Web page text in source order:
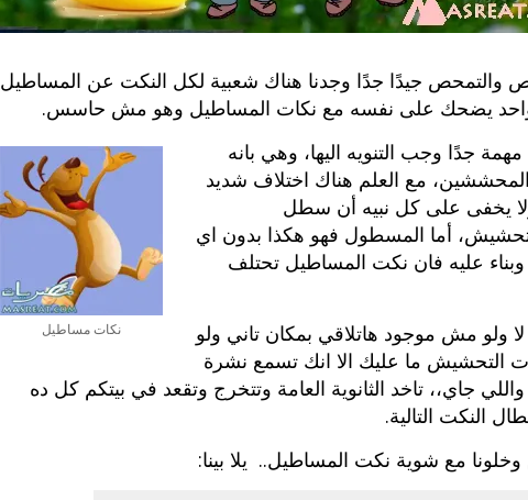
والتمحص جيدًا جدًا وجدنا هناك شعبية لكل النكت عن المساطيل
يضحك على نفسه مع نكات المساطيل وهو مش حاسس.
نكات مساطيل
جدًا وجب التنويه اليها، وهي بانه
مع العلم هناك اختلاف شديد
يخفى على كل نبيه أن سطل
أما المسطول فهو هكذا بدون اي
عليه فان نكت المساطيل تحتلف
مش موجود هاتلاقي بمكان تاني ولو
التحشيش ما عليك الا انك تسمع نشرة
جاي،، تاخد الثانوية العامة وتتخرج وتقعد في بيتكم كل ده
النكت التالية.
مع شوية نكت المساطيل.. يلا بينا: